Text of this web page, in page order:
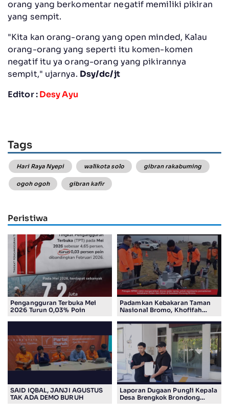
orang yang berkomentar negatif memiliki pikiran
yang sempit.
"Kita kan orang-orang yang open minded, Kalau
orang-orang yang seperti itu komen-komen
negatif itu ya orang-orang yang pikirannya
sempit," ujarnya. Dsy/dc/jt
Editor :Desy Ayu
Tags
Hari Raya Nyepi walikota solo gibran rakabuming
ogoh ogoh gibran kafir
Peristiwa
Pengangguran Terbuka Mei
2026 Turun 0,03% Poin
Padamkan Kebakaran Taman
Nasional Bromo, Khofifah
SAID IQBAL, JANJI AGUSTUS
TAK ADA DEMO BURUH
Laporan Dugaan Pungli Kepala
Desa Brengkok Brondong